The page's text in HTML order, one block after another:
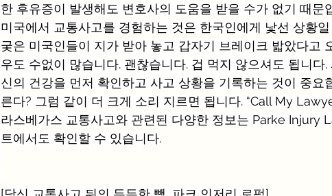
한 후유증이 발생해도 변호사의 도움을 받을 수가 없기 때문
미국에서 교통사고를 경험하는 것은 한국인에게 낯선 상황
궂은 미국인들이 지가 받아 놓고 갑자기 브레이크 밟았다고
우도 수없이 많습니다. 괜찮습니다. 겁 먹지 않으셔도 됩니
신의 건강을 먼저 확인하고 사고 상황을 기록하는 것이 중요
른다? 그럼 같이 더 크게 소리 지르면 됩니다. “Call My
라스베가스 교통사고와 관련된 다양한 정보는 Parke Injury
트에서도 확인할 수 있습니다.